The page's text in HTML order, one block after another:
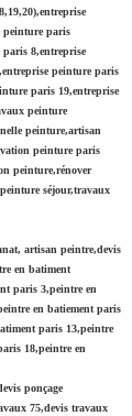
peinture paris
8,entreprise
peinture paris
paris 19,entreprise
peinture
peinture,artisan
peinture paris
peinture,rénover
séjour,travaux
artisan peintre,devis
en batiment
paris 3,peintre en
en batiement paris
paris 13,peintre
18,peintre en
ponçage
75,devis travaux